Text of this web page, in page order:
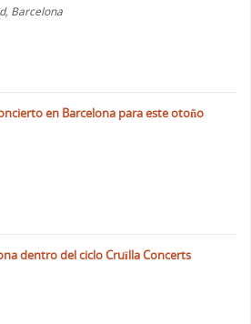
Barcelona
en Barcelona para este otoño
dentro del ciclo Cruïlla Concerts